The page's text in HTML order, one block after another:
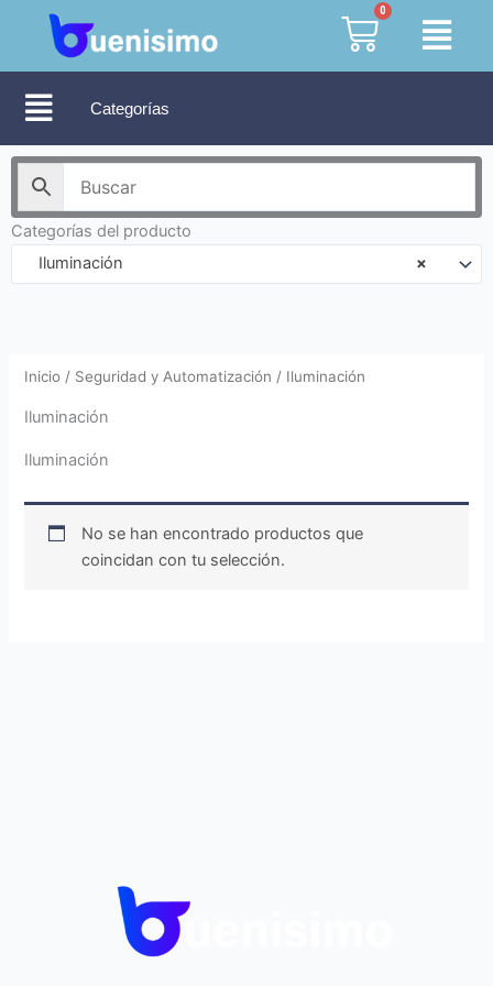
contenido
0
Cart
Categorías
Categorías del producto
×
Iluminación
Inicio / Seguridad y Automatización / Iluminación
Iluminación
Iluminación
No se han encontrado productos que
coincidan con tu selección.